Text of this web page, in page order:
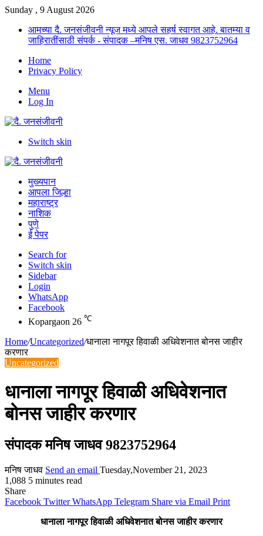
Sunday , 9 August 2026
आमच्या दै. जनसंजीवनी न्यूज मध्ये आपले सहर्ष स्वागत आहे. बातम्या व
जाहिरातींसाठी संपर्क - संपादक –मनिष एस. जाधव 9823752964
Home
Privacy Policy
Menu
Log In
Switch skin
मुख्यपान
आपला जिल्हा
महाराष्ट्र
नाशिक
पुणे
ई पेपर
Search for
Switch skin
Sidebar
Login
WhatsApp
Facebook
Kopargaon 26 ℃
Home/Uncategorized/धानाला नागपूर हिवाळी अधिवेशनात बोनस जाहीर
करणार
Uncategorized
धानाला नागपूर हिवाळी अधिवेशनात
बोनस जाहीर करणार
संपादक मनिष जाधव 9823752964
मनिष जाधव Send an email Tuesday,November 21, 2023
1,088 5 minutes read
Share
Facebook Twitter WhatsApp Telegram Share via Email Print
धानाला नागपूर हिवाळी अधिवेशनात बोनस जाहीर करणार